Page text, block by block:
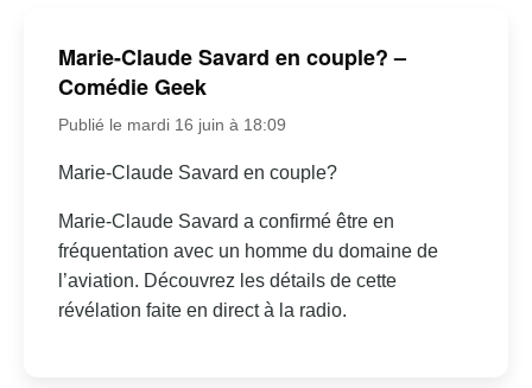
Marie-Claude Savard en couple? –
Comédie Geek
Publié le mardi 16 juin à 18:09
Marie-Claude Savard en couple?
Marie-Claude Savard a confirmé être en
fréquentation avec un homme du domaine de
l’aviation. Découvrez les détails de cette
révélation faite en direct à la radio.